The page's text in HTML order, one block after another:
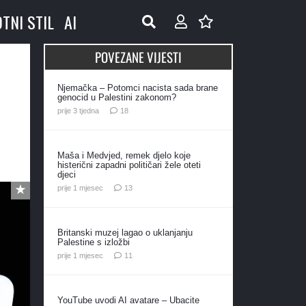
STIL AI
POVEZANE VIJESTI
Njemačka – Potomci nacista sada brane
genocid u Palestini zakonom?
prije 3 tjedna 18komentara
Maša i Medvjed, remek djelo koje
histerični zapadni političari žele oteti
djeci
prije 1 mjesec 13komentara
Britanski muzej lagao o uklanjanju
Palestine s izložbi
prije 1 mjesec 11
YouTube uvodi AI avatare – Ubacite